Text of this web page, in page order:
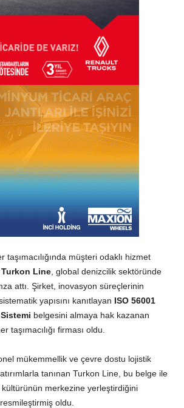
taşımacılığında müşteri odaklı hizmet
Turkon Line , global denizcilik sektöründe
attı. Şirket, inovasyon süreçlerinin
yapısını kanıtlayan ISO 56001
belgesini almaya hak kazanan
taşımacılığı firması oldu.
mükemmellik ve çevre dostu lojistik
tanınan Turkon Line, bu belge ile
merkezine yerleştirdiğini
oldu.